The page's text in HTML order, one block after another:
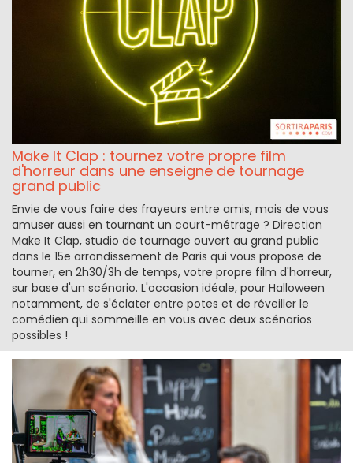
Make It Clap : tournez votre propre film
d'horreur dans une enseigne de tournage
grand public
Envie de vous faire des frayeurs entre amis, mais de vous
amuser aussi en tournant un court-métrage ? Direction
Make It Clap, studio de tournage ouvert au grand public
dans le 15e arrondissement de Paris qui vous propose de
tourner, en 2h30/3h de temps, votre propre film d'horreur,
sur base d'un scénario. L'occasion idéale, pour Halloween
notamment, de s'éclater entre potes et de réveiller le
comédien qui sommeille en vous avec deux scénarios
possibles !